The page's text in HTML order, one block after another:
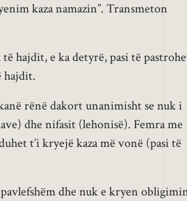
kaza namazin”. Transmeton
hajdit, e ka detyrë, pasi të
hajdit.
rënë dakort unanimisht se nuk i
dhe nifasit (lehonisë). Femra me
t’i kryejë kaza më vonë (pasi të
dhe nuk e kryen